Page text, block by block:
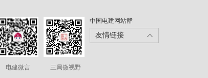
中国电建网站群
友情链接
电建微言 三局微视野